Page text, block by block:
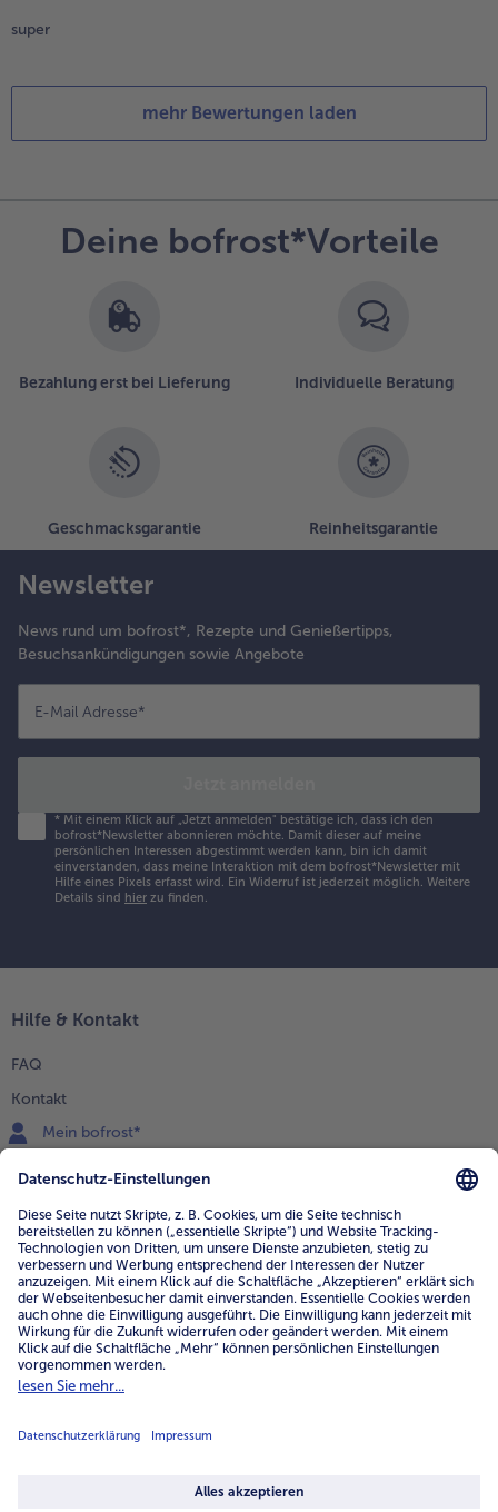
super
mehr Bewertungen laden
Deine bofrost*Vorteile
Bezahlung erst bei Lieferung Individuelle Beratung
Geschmacksgarantie Reinheitsgarantie
Newsletter
News rund um bofrost*, Rezepte und Genießertipps,
Besuchsankündigungen sowie Angebote
E-Mail Adresse*
* Mit einem Klick auf „Jetzt anmelden" bestätige ich, dass ich den
bofrost*Newsletter abonnieren möchte. Damit dieser auf meine
persönlichen Interessen abgestimmt werden kann, bin ich damit
einverstanden, dass meine Interaktion mit dem bofrost*Newsletter mit
Hilfe eines Pixels erfasst wird. Ein Widerruf ist jederzeit möglich. Weitere
Details sind hier zu finden.
Hilfe & Kontakt
FAQ
Kontakt
Mein bofrost*
0800 - 000 19 18
Mo.-Fr.: 7-21 Uhr Sa: 8-16 Uhr
Service
Unternehmen
Über uns